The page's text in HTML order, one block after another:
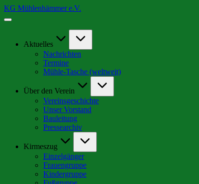
Skip
to
KG Mühlenhämmer e.V.
Wir
schrägsten
Aktuelles
Nachrichten
Termine
Mühle-Tasche (weltweit)
Über den Verein
Vereinsgeschichte
Unser Vorstand
Bauleitung
Pressearchiv
Kirmeszug
Einzelgänger
Frauengruppe
Kindergruppe